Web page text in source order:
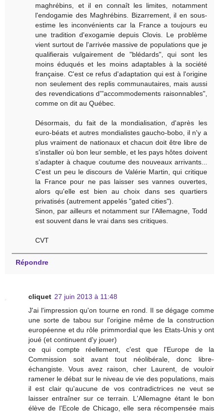
maghrébins, et il en connaît les limites, notamment
l'endogamie des Maghrébins. Bizarrement, il en sous-
estime les inconvénients car la France a toujours eu
une tradition d'exogamie depuis Clovis. Le problème
vient surtout de l'arrivée massive de populations que je
qualifierais vulgairement de "blédards", qui sont les
moins éduqués et les moins adaptables à la société
française. C'est ce refus d'adaptation qui est à l'origine
non seulement des replis communautaires, mais aussi
des revendications d'"accommodements raisonnables",
comme on dit au Québec.
Désormais, du fait de la mondialisation, d'après les
euro-béats et autres mondialistes gaucho-bobo, il n'y a
plus vraiment de nationaux et chacun doit être libre de
s'installer où bon leur semble, et les pays hôtes doivent
s'adapter à chaque coutume des nouveaux arrivants...
C'est un peu le discours de Valérie Martin, qui critique
la France pour ne pas laisser ses vannes ouvertes,
alors qu'elle est bien au choix dans ses quartiers
privatisés (autrement appelés "gated cities").
Sinon, par ailleurs et notamment sur l'Allemagne, Todd
est souvent dans le vrai dans ses critiques.
CVT
Répondre
cliquet 27 juin 2013 à 11:48
J'ai l'impression qu'on tourne en rond. Il se dégage comme
une sorte de tabou sur l'origine même de la construction
européenne et du rôle primmordial que les Etats-Unis y ont
joué (et continuent d'y jouer)
ce qui compte réellement, c'est que l'Europe de la
Commission soit avant tout néolibérale, donc libre-
échangiste. Vous avez raison, cher Laurent, de vouloir
ramener le débat sur le niveau de vie des populations, mais
il est clair qu'aucune de vos contradictrices ne veut se
laisser entraîner sur ce terrain. L'Allemagne étant le bon
élève de l'Ecole de Chicago, elle sera récompensée mais